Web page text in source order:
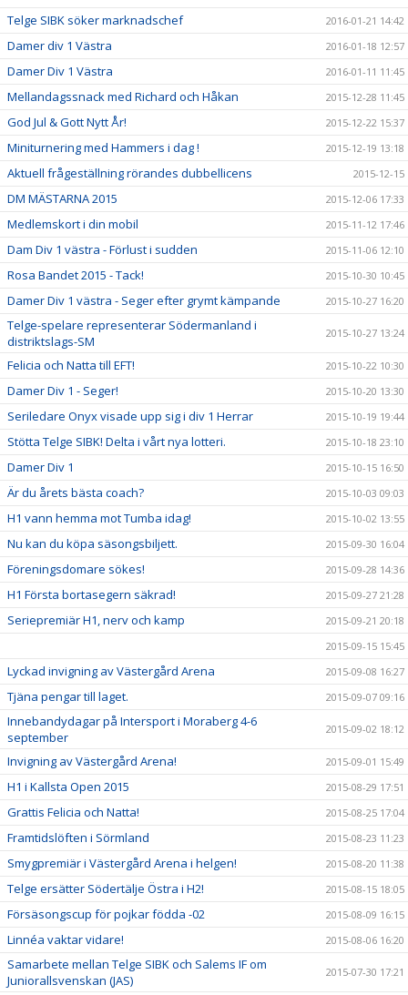
Telge SIBK söker marknadschef 2016-01-21 14:42
Damer div 1 Västra 2016-01-18 12:57
Damer Div 1 Västra 2016-01-11 11:45
Mellandagssnack med Richard och Håkan 2015-12-28 11:45
God Jul & Gott Nytt År! 2015-12-22 15:37
Miniturnering med Hammers i dag ! 2015-12-19 13:18
Aktuell frågeställning rörandes dubbellicens 2015-12-15
DM MÄSTARNA 2015 2015-12-06 17:33
Medlemskort i din mobil 2015-11-12 17:46
Dam Div 1 västra - Förlust i sudden 2015-11-06 12:10
Rosa Bandet 2015 - Tack! 2015-10-30 10:45
Damer Div 1 västra - Seger efter grymt kämpande 2015-10-27 16:20
Telge-spelare representerar Södermanland i
distriktslags-SM
2015-10-27 13:24
Felicia och Natta till EFT! 2015-10-22 10:30
Damer Div 1 - Seger! 2015-10-20 13:30
Seriledare Onyx visade upp sig i div 1 Herrar 2015-10-19 19:44
Stötta Telge SIBK! Delta i vårt nya lotteri. 2015-10-18 23:10
Damer Div 1 2015-10-15 16:50
Är du årets bästa coach? 2015-10-03 09:03
H1 vann hemma mot Tumba idag! 2015-10-02 13:55
Nu kan du köpa säsongsbiljett. 2015-09-30 16:04
Föreningsdomare sökes! 2015-09-28 14:36
H1 Första bortasegern säkrad! 2015-09-27 21:28
Seriepremiär H1, nerv och kamp
2015-09-21 20:18
2015-09-15 15:45
Lyckad invigning av Västergård Arena 2015-09-08 16:27
Tjäna pengar till laget. 2015-09-07 09:16
Innebandydagar på Intersport i Moraberg 4-6
september
2015-09-02 18:12
Invigning av Västergård Arena! 2015-09-01 15:49
H1 i Kallsta Open 2015 2015-08-29 17:51
Grattis Felicia och Natta! 2015-08-25 17:04
Framtidslöften i Sörmland 2015-08-23 11:23
Smygpremiär i Västergård Arena i helgen! 2015-08-20 11:38
Telge ersätter Södertälje Östra i H2! 2015-08-15 18:05
Försäsongscup för pojkar födda -02 2015-08-09 16:15
Linnéa vaktar vidare! 2015-08-06 16:20
Samarbete mellan Telge SIBK och Salems IF om
Juniorallsvenskan (JAS)
2015-07-30 17:21